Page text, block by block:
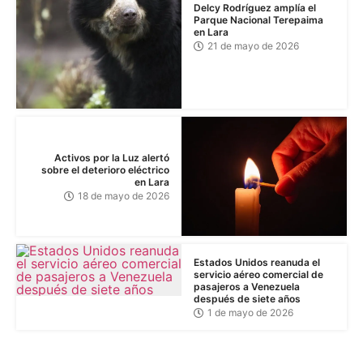
Delcy Rodríguez amplía el
Parque Nacional Terepaima
en Lara
21 de mayo de 2026
Activos por la Luz alertó
sobre el deterioro eléctrico
en Lara
18 de mayo de 2026
Estados Unidos reanuda el
servicio aéreo comercial de
pasajeros a Venezuela
después de siete años
1 de mayo de 2026